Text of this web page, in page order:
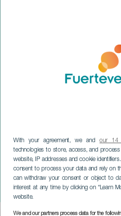
With your agreement, we andour 14
technologies to store, access, and
website, IP addresses and cookie
consent to process your data and rely on
can withdraw your consent or object to
interest at any time by clicking on “Learn
website.
We and our partners process data for the
Halloween
FUERTEVENTURA